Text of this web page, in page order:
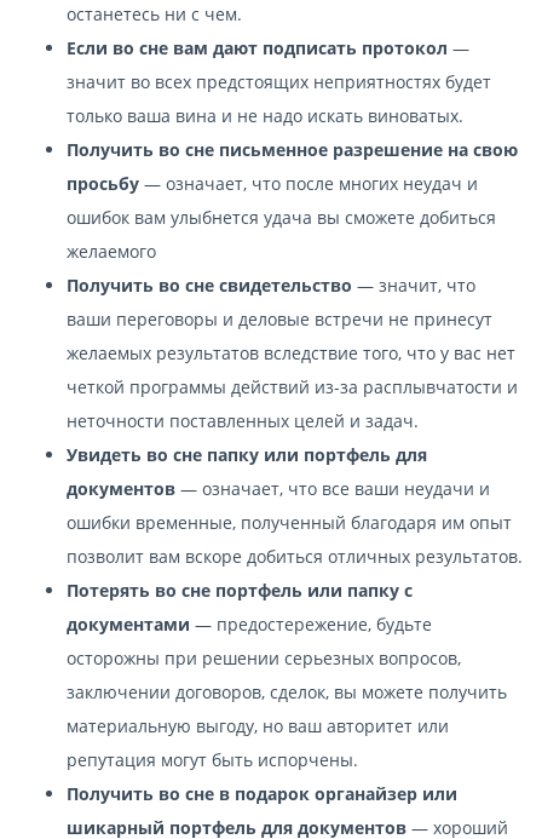
останетесь ни с чем.
Если во сне вам дают подписать протокол —
значит во всех предстоящих неприятностях будет
только ваша вина и не надо искать виноватых.
Получить во сне письменное разрешение на свою
просьбу — означает, что после многих неудач и
ошибок вам улыбнется удача вы сможете добиться
желаемого
Получить во сне свидетельство — значит, что
ваши переговоры и деловые встречи не принесут
желаемых результатов вследствие того, что у вас нет
четкой программы действий из-за расплывчатости и
неточности поставленных целей и задач.
Увидеть во сне папку или портфель для
документов — означает, что все ваши неудачи и
ошибки временные, полученный благодаря им опыт
позволит вам вскоре добиться отличных результатов.
Потерять во сне портфель или папку с
документами — предостережение, будьте
осторожны при решении серьезных вопросов,
заключении договоров, сделок, вы можете получить
материальную выгоду, но ваш авторитет или
репутация могут быть испорчены.
Получить во сне в подарок органайзер или
шикарный портфель для документов — хороший